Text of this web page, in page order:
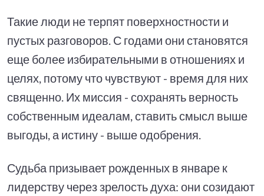
Такие люди не терпят поверхностности и
пустых разговоров. С годами они становятся
еще более избирательными в отношениях и
целях, потому что чувствуют - время для них
священно. Их миссия - сохранять верность
собственным идеалам, ставить смысл выше
выгоды, а истину - выше одобрения.
Судьба призывает рожденных в январе к
лидерству через зрелость духа: они созидают